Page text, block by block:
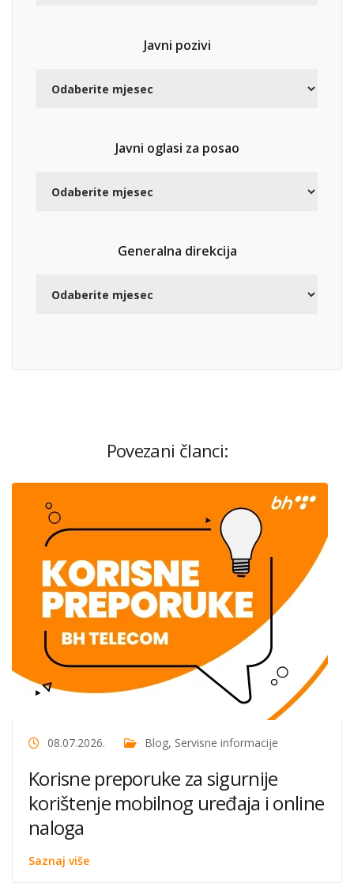
Javni pozivi
Javni oglasi za posao
Generalna direkcija
Povezani članci:
08.07.2026. Blog, Servisne informacije
Korisne preporuke za sigurnije
korištenje mobilnog uređaja i online
naloga
Saznaj više